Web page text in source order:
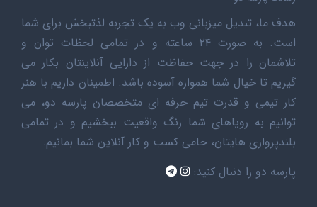
هدف ما، تبدیل میزبانی وب به یک تجربه لذتبخش برای شما
است. به صورت ۲۴ ساعته و در تمامی لحظات توان و
تلاشمان را در جهت حفاظت از دارایی آنلاینتان بکار می
گیریم تا خیال شما همواره آسوده باشد. اطمینان داریم با هنر
کار تیمی و قدرت تیم حرفه ای متخصصان پارسه دو، می
توانیم به رویاهای شما رنگ واقعیت ببخشیم و در تمامی
بلندپروازی هایتان، حامی کسب و کار آنلاین شما بمانیم.
پارسه دو را دنبال کنید: